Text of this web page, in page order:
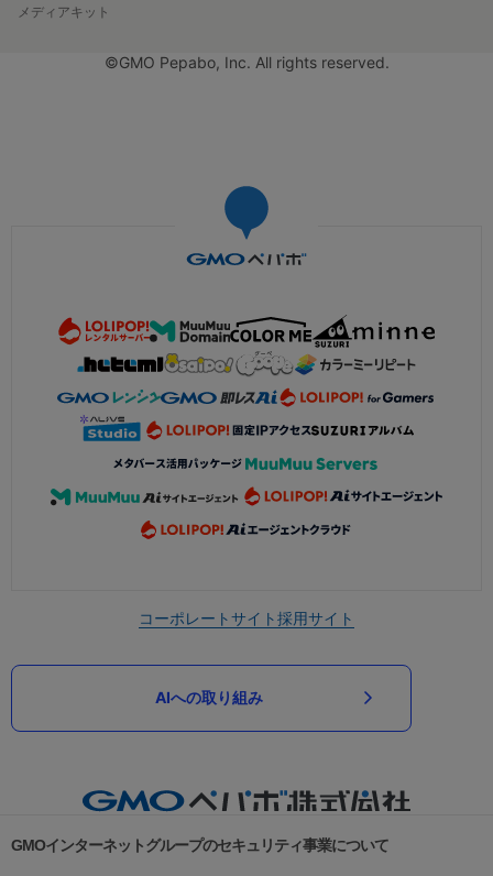
メディアキット
©GMO Pepabo, Inc. All rights reserved.
コーポレートサイト採用サイト
AIへの取り組み
GMOインターネットグループのセキュリティ事業について